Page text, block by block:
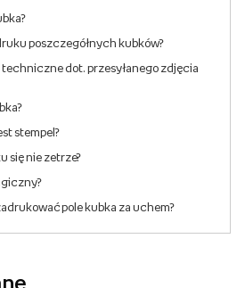
poszczegółnych kubków?
techniczne dot. przesyłanego zdjęcia
stempel?
się nie zetrze?
pole kubka za uchem?